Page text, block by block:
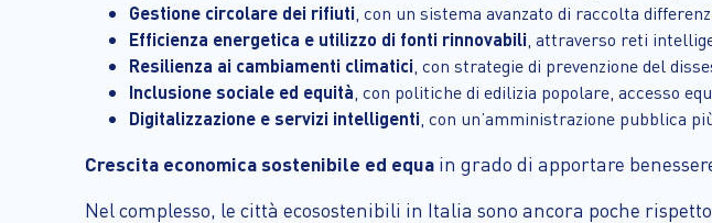
Gestione circolare dei rifiuti , con un sistema avanzato di raccolta
Efficienza energetica e utilizzo di fonti rinnovabili , attraverso reti
Resilienza ai cambiamenti climatici , con strategie di prevenzione del
Inclusione sociale ed equità , con politiche di edilizia popolare, accesso
Digitalizzazione e servizi intelligenti , con un’amministrazione pubblica
Crescita economica sostenibile ed equa in grado di apportare
Nel complesso, le città ecosostenibili in Italia sono ancora poche